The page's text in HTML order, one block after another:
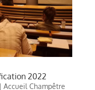
2022
| Accueil Champêtre